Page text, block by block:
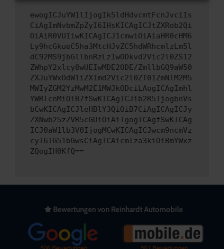
ewogICJuYW1lIjogIk5ldHdvcmtFcnJvciIs
CiAgImNvbmZpZyI6IHsKICAgICJtZXRob2Qi
OiAiR0VUIiwKICAgICJ1cmwiOiAiaHR0cHM6
Ly9hcGkueC5ha3MtcHJvZC5hdWRhcmlzLm5l
dC92MS9jbGllbnRzLzIwODkvd2Vic2l0ZS12
ZWhpY2xlcy8wUEIwMDE2ODE/ZmllbGQ9aW50
ZXJuYWxOdW1iZXImd2Vic2l0ZT01ZmNlM2M5
MWIyZGM2YzMwM2E1MWJkODciLAogICAgImhl
YWRlcnMiOiB7fSwKICAgICJib2R5IjogbnVs
bCwKICAgICJleHBlY3QiOiB7CiAgICAgICJy
ZXNwb25zZVR5cGUiOiAiIgogICAgfSwKICAg
ICJ0aW1lb3V0IjogMCwKICAgICJwcm9ncmVz
cyI6IG51bGwsCiAgICAicmlza3kiOiBmYWxz
ZQogIH0KfQ==
Bewertungen von Reinhardt Automobile